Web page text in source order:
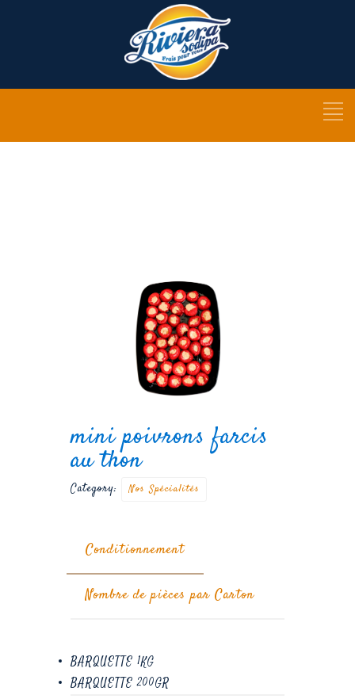
mini poivrons farcis
au thon
Category: Nos Spécialités
Conditionnement
Nombre de pièces par Carton
BARQUETTE 1KG
BARQUETTE 200GR